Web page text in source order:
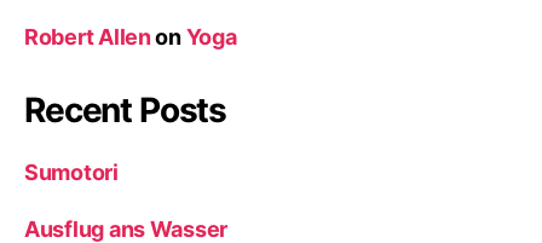
Robert AllenonYoga
Recent Posts
Sumotori
Ausflug ans Wasser